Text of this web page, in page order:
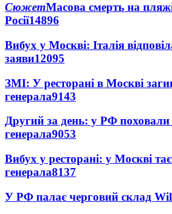
СюжетМасова смерть на
Росії14896
Вибух у Москві: Італія
заяви12095
ЗМІ: У ресторані в Москві
генерала9143
Другий за день: у РФ поховали
генерала9053
Вибух у ресторані: у Москві
генерала8137
У РФ палає черговий склад